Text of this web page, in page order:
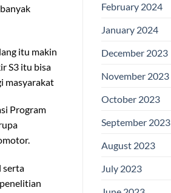
itu makin
S3 itu bisa
masyarakat
Program
serta
February 2024
January 2024
December 2023
November 2023
October 2023
September 2023
August 2023
July 2023